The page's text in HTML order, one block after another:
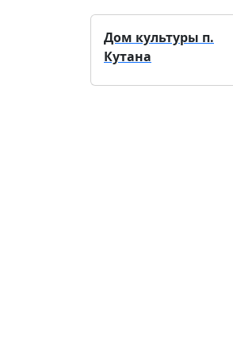
Дом культуры п.
Кутана